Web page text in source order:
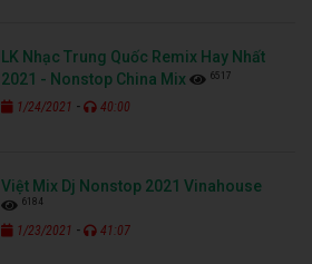
LK Nhạc Trung Quốc Remix Hay Nhất
2021 - Nonstop China Mix
6517
1/24/2021 - 40:00
Việt Mix Dj Nonstop 2021 Vinahouse
6184
1/23/2021 - 41:07